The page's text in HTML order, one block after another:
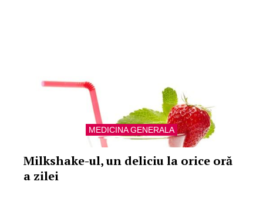
MEDICINA GENERALA
Milkshake-ul, un deliciu la orice oră
a zilei